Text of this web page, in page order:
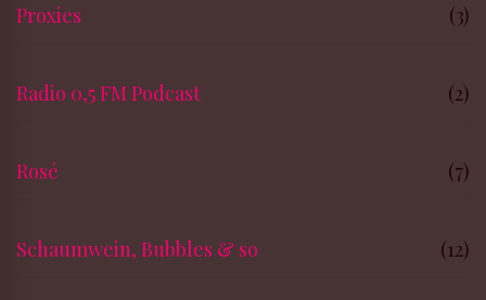
Proxies (3)
Radio 0,5 FM Podcast (2)
Rosé (7)
Schaumwein, Bubbles & so (12)